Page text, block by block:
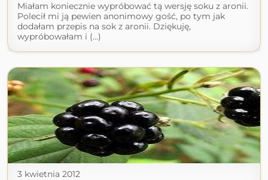
Miałam koniecznie wypróbować tą wersję soku z aronii.
Polecił mi ją pewien anonimowy gość, po tym jak
dodałam przepis na sok z aronii. Dziękuję,
wypróbowałam i (...)
3 kwietnia 2012